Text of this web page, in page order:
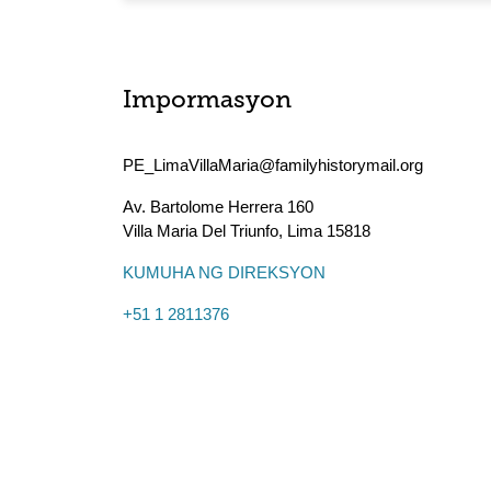
Impormasyon
PE_LimaVillaMaria@familyhistorymail.org
Av. Bartolome Herrera 160
Villa Maria Del Triunfo, Lima 15818
KUMUHA NG DIREKSYON
+51 1 2811376